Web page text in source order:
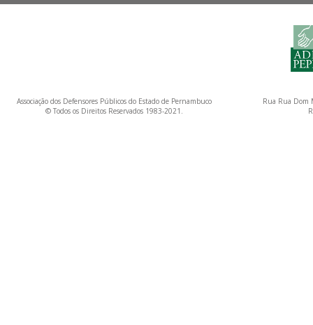
Associação dos Defensores Públicos do Estado de Pernambuco
© Todos os Direitos Reservados 1983-2021.
Rua Rua Dom